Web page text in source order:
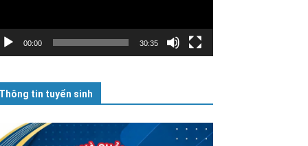
00:00 30:35
Thông tin tuyển sinh